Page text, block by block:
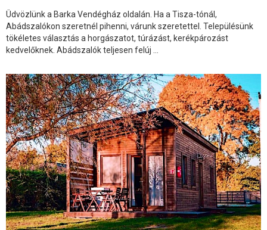
Üdvözlünk a Barka Vendégház oldalán. Ha a Tisza-tónál,
Abádszalókon szeretnél pihenni, várunk szeretettel. Településünk
tökéletes választás a horgászatot, túrázást, kerékpározást
kedvelőknek. Abádszalók teljesen felúj ...